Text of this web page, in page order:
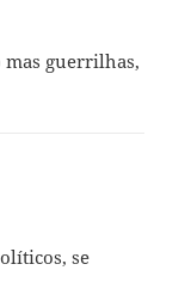
mas guerrilhas,
se